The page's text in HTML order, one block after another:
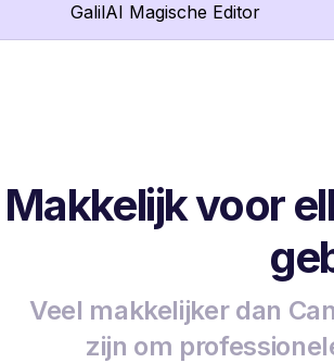
GalilAI Magische Editor
Makkelijk voor
Veel makkelijker dan
zijn om